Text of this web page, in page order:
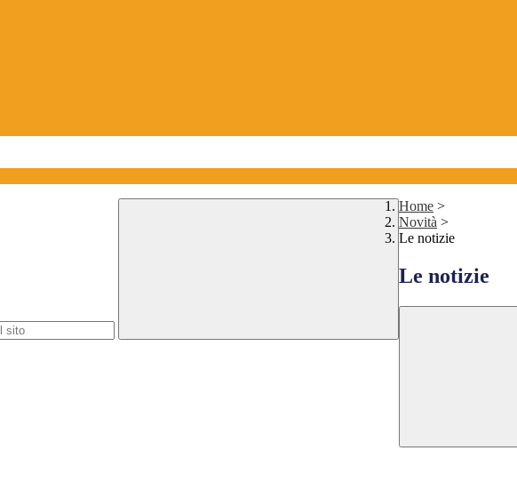
Home >
Novità >
Le notizie
Le notizie